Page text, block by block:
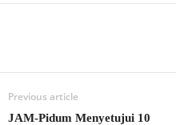
Previous article
JAM-Pidum Menyetujui 10